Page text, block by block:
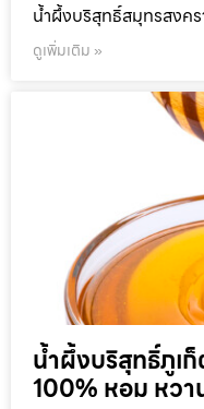
น้ำผึ้งบริสุทธิ์สมุทรสงค
ดูเพิ่มเติม »
น้ำผึ้งบริสุทธิ์ภูเ
100% หอม หว